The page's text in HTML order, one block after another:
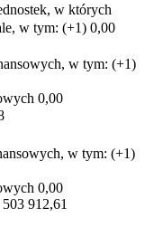
w których
w tym: (+1) 0,00
w tym: (+1)
0,00
w tym: (+1)
0,00
503 912,61